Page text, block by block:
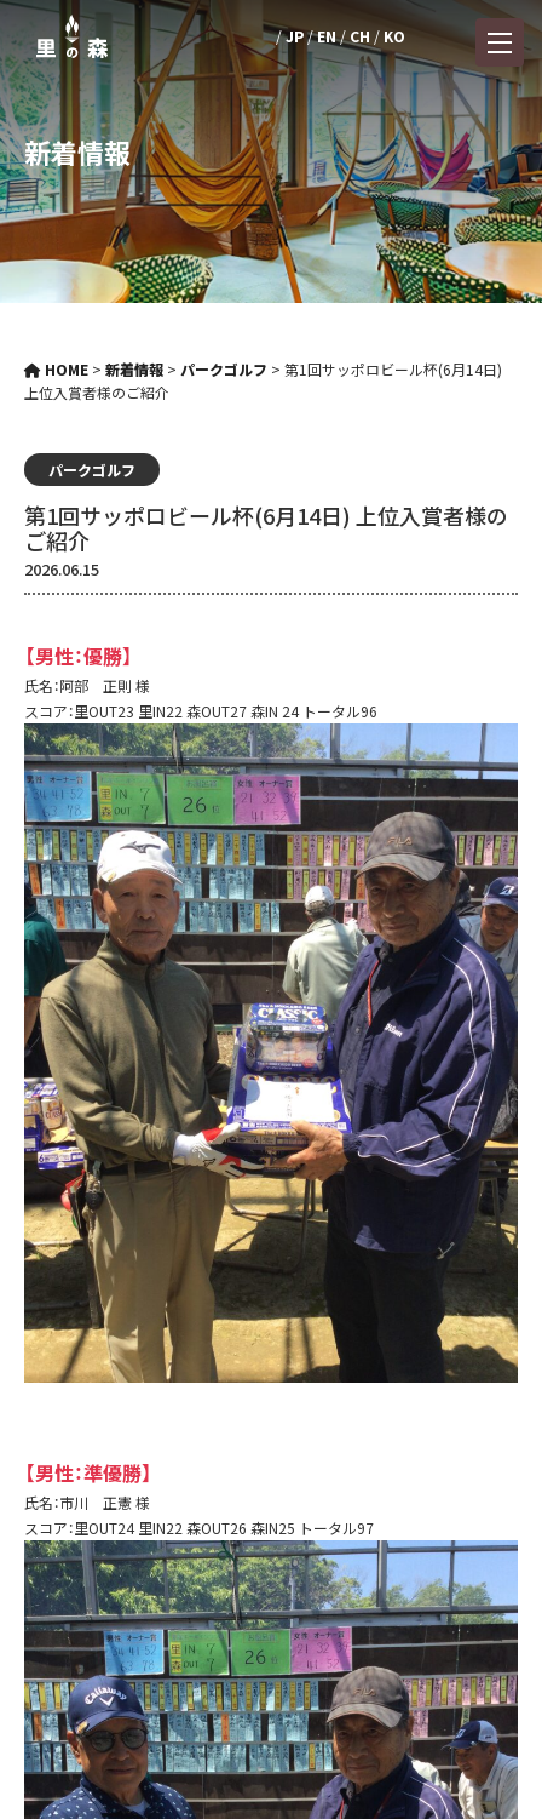
JP EN CH KO
新着情報
HOME > 新着情報 > パークゴルフ > 第1回サッポロビール杯(6月14日)
上位入賞者様のご紹介
パークゴルフ
第1回サッポロビール杯(6月14日) 上位入賞者様の
ご紹介
2026.06.15
【男性：優勝】
氏名：阿部 正則 様
スコア：里OUT23 里IN22 森OUT27 森IN 24 トータル96
【男性：準優勝】
氏名：市川 正憲 様
スコア：里OUT24 里IN22 森OUT26 森IN25 トータル97